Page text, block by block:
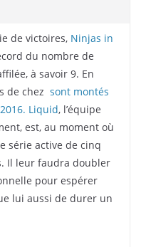
de victoires, Ninjas in
du nombre de
à savoir 9. En
de chez sont montés
Liquid, l’équipe
est, au moment où
série active de cinq
Il leur faudra doubler
pour espérer
lui aussi de durer un